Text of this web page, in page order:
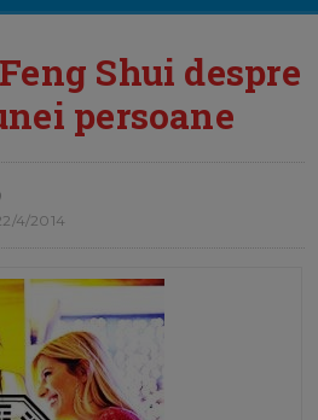
Shui despre
persoane
4/2014